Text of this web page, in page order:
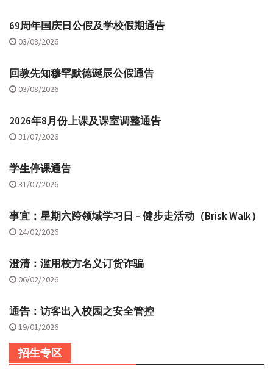
69周年国庆日公假及学校假期通告
03/08/2026
回教先知穆罕默德诞辰公假通告
03/08/2026
2026年8月份上课及课室调整通告
31/07/2026
学生停课通告
31/07/2026
事宜：星期六跨领域学习日 – 健步走活动（Brisk Walk）
24/02/2026
澄清：滥用校方名义订货诈骗
06/02/2026
通告：访客出入校园之安全管控
19/01/2026
招生专区